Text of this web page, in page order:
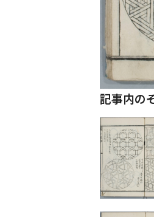
記事内の